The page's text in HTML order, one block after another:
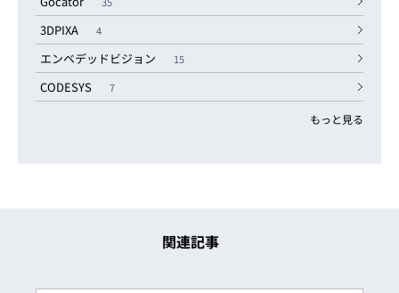
3DPIXA 4
エンベデッドビジョン 15
CODESYS 7
もっと見る
関連記事